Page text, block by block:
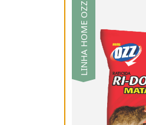
LINHA HOME OZZ